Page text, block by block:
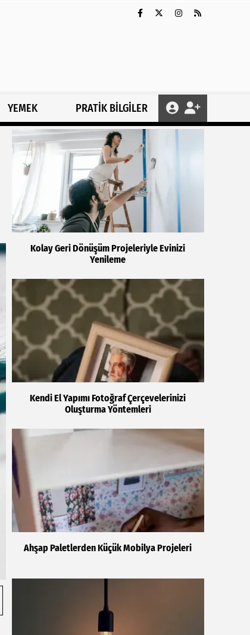
YEMEK PRATİK BİLGİLER
Kolay Geri Dönüşüm Projeleriyle Evinizi
Yenileme
Kendi El Yapımı Fotoğraf Çerçevelerinizi
Oluşturma Yöntemleri
Ahşap Paletlerden Küçük Mobilya Projeleri